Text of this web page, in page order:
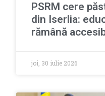
PSRM cere
din Iserlia:
rămână
joi, 30 iulie 2026